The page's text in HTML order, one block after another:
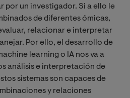
por un investigador. Si a ello le
de diferentes ómicas,
relacionar e interpretar
Por ello, el desarrollo de
learning o IA nos va a
análisis e interpretación de
sistemas son capaces de
y relaciones